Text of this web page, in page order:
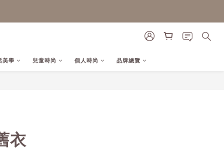
美學 兒童時尚 個人時尚 品牌總覽
衣